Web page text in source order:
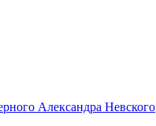
Александра Невского